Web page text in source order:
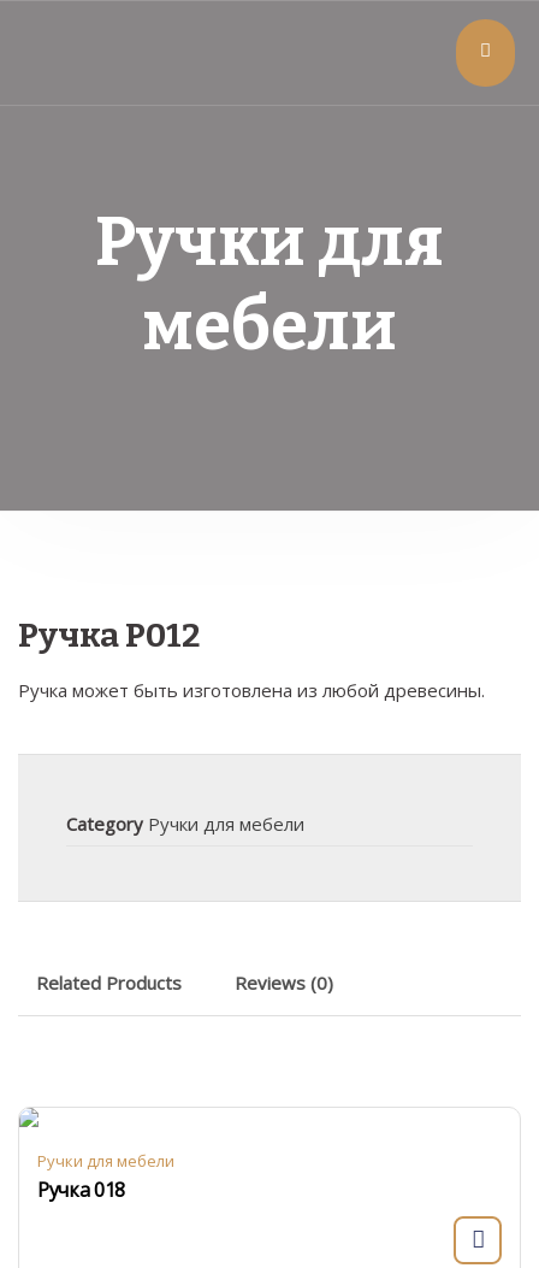
Ручки для
мебели
Ручка Р012
Ручка может быть изготовлена из любой древесины.
Category Ручки для мебели
Related Products Reviews (0)
Ручки для мебели
Ручка 018